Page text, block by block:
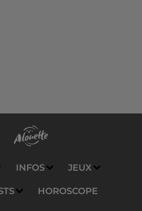
INFOS JEUX
HOROSCOPE